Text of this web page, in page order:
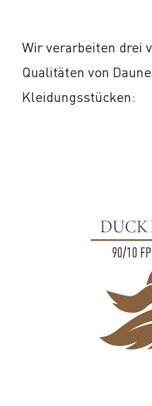
Wir verarbeiten drei
Qualitäten von
Kleidungsstücken: